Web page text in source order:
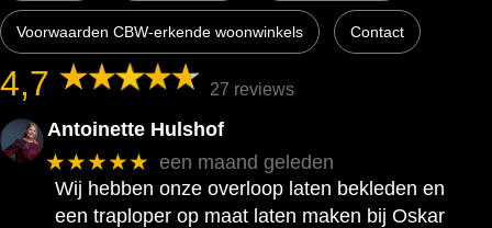
Voorwaarden CBW-erkende woonwinkels Contact
4,7 27 reviews
Antoinette Hulshof
★★★★★ een maand geleden
Wij hebben onze overloop laten bekleden en
een traploper op maat laten maken bij Oskar